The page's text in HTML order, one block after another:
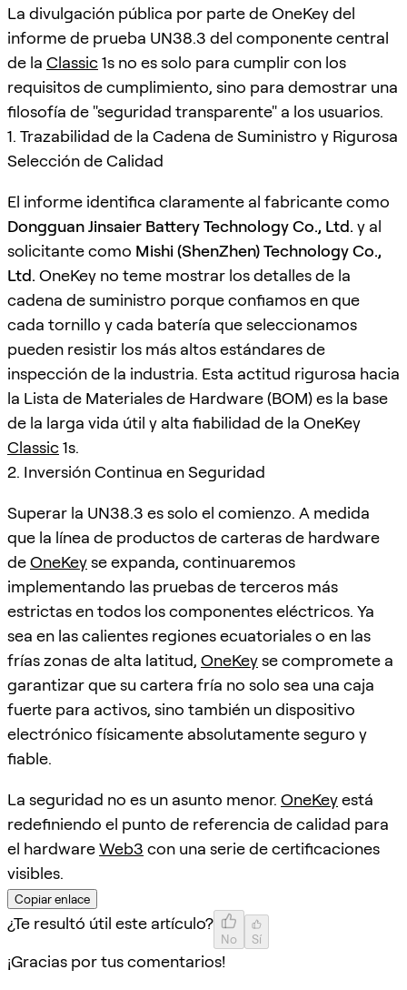
La divulgación pública por parte de OneKey del
informe de prueba UN38.3 del componente central
de la Classic1s no es solo para cumplir con los
requisitos de cumplimiento, sino para demostrar una
filosofía de "seguridad transparente" a los usuarios.
1. Trazabilidad de la Cadena de Suministro y Rigurosa
Selección de Calidad
El informe identifica claramente al fabricante como
Dongguan Jinsaier Battery Technology Co., Ltd. y al
solicitante como Mishi (ShenZhen) Technology Co.,
Ltd. OneKey no teme mostrar los detalles de la
cadena de suministro porque confiamos en que
cada tornillo y cada batería que seleccionamos
pueden resistir los más altos estándares de
inspección de la industria. Esta actitud rigurosa hacia
la Lista de Materiales de Hardware (BOM) es la base
de la larga vida útil y alta fiabilidad de la OneKey
Classic1s.
2. Inversión Continua en Seguridad
Superar la UN38.3 es solo el comienzo. A medida
que la línea de productos de carteras de hardware
deOneKeyse expanda, continuaremos
implementando las pruebas de terceros más
estrictas en todos los componentes eléctricos. Ya
sea en las calientes regiones ecuatoriales o en las
frías zonas de alta latitud, OneKeyse compromete a
garantizar que su cartera fría no solo sea una caja
fuerte para activos, sino también un dispositivo
electrónico físicamente absolutamente seguro y
fiable.
La seguridad no es un asunto menor. OneKeyestá
redefiniendo el punto de referencia de calidad para
el hardwareWeb3 con una serie de certificaciones
visibles.
Copiar enlace
¿Te resultó útil este artículo?
No Sí
¡Gracias por tus comentarios!